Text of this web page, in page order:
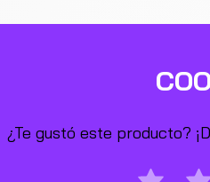
¿Te gustó este producto?